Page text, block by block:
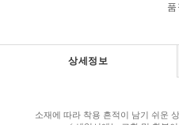
품
상세정보
소재에 따라 착용 흔적이 남기 쉬운